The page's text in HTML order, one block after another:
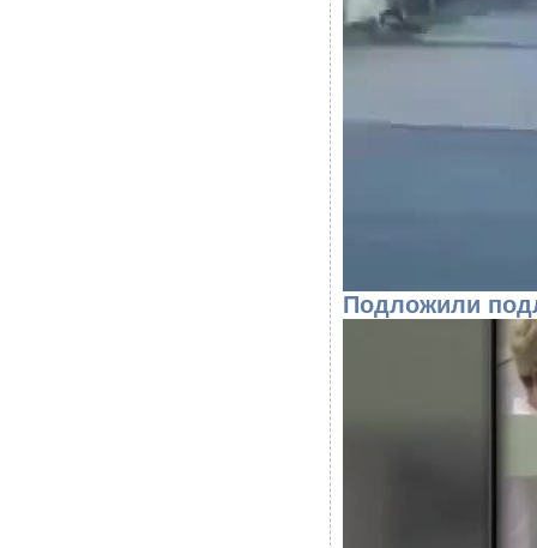
Подложили